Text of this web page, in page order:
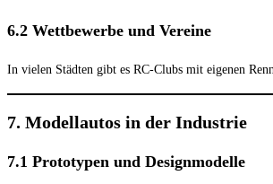
6.2 Wettbewerbe und Vereine
In vielen Städten gibt es RC-Clubs mit eigenen
7. Modellautos in der Industrie
7.1 Prototypen und Designmodelle